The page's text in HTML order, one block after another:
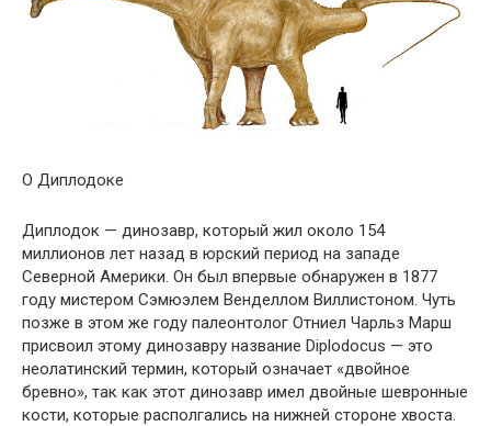
О Диплодоке
Диплодок — динозавр, который жил около 154
миллионов лет назад в юрский период на западе
Северной Америки. Он был впервые обнаружен в 1877
году мистером Сэмюэлем Венделлом Виллистоном. Чуть
позже в этом же году палеонтолог Отниел Чарльз Марш
присвоил этому динозавру название Diplodocus — это
неолатинский термин, который означает «двойное
бревно», так как этот динозавр имел двойные шевронные
кости, которые располгались на нижней стороне хвоста.